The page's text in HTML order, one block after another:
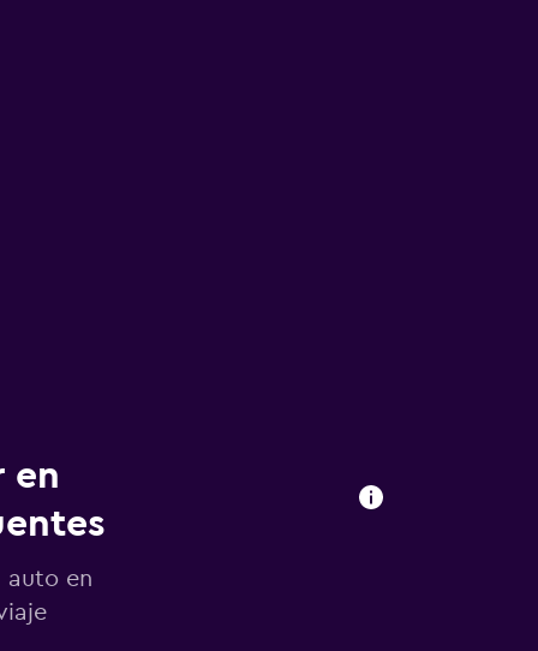
en
auto en